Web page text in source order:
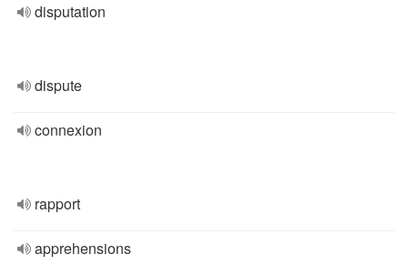
disputation
dispute
connexion
rapport
apprehensions